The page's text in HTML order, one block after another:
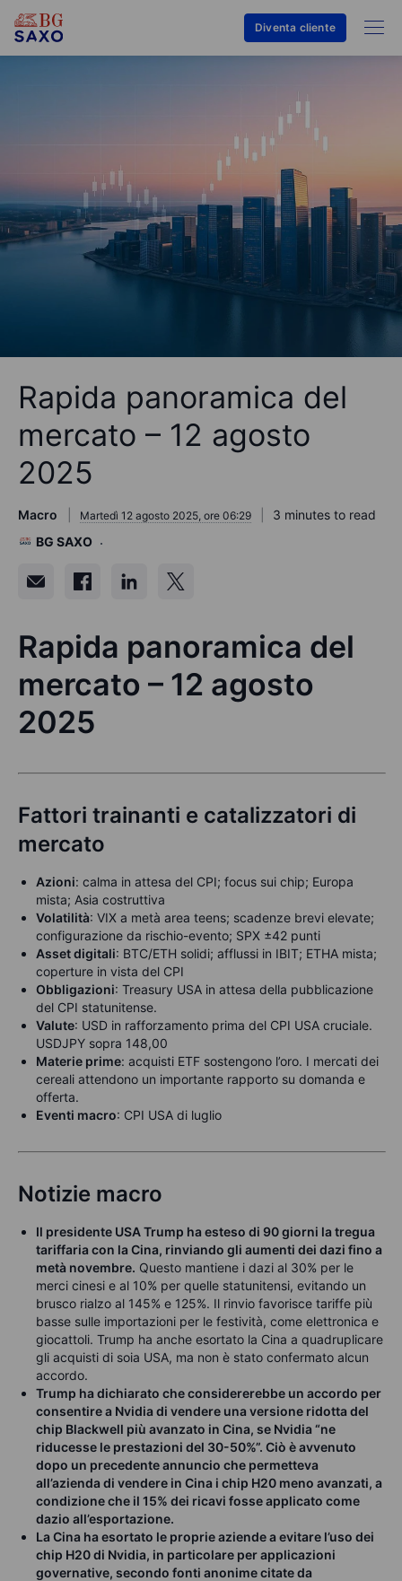
Diventa cliente
Rapida panoramica del
mercato – 12 agosto
2025
Macro Martedì 12 agosto 2025, ore 06:29
3 minutes to read
BG SAXO
Rapida panoramica del
mercato – 12 agosto
2025
Fattori trainanti e catalizzatori di
mercato
Azioni: calma in attesa del CPI; focus sui chip; Europa
mista; Asia costruttiva
Volatilità: VIX a metà area teens; scadenze brevi elevate;
configurazione da rischio-evento; SPX ±42 punti
Asset digitali: BTC/ETH solidi; afflussi in IBIT; ETHA mista;
coperture in vista del CPI
Obbligazioni: Treasury USA in attesa della pubblicazione
del CPI statunitense.
Valute: USD in rafforzamento prima del CPI USA cruciale.
USDJPY sopra 148,00
Materie prime: acquisti ETF sostengono l’oro. I mercati dei
cereali attendono un importante rapporto su domanda e
offerta.
Eventi macro: CPI USA di luglio
Notizie macro
Il presidente USA Trump ha esteso di 90 giorni la tregua
tariffaria con la Cina, rinviando gli aumenti dei dazi fino a
metà novembre. Questo mantiene i dazi al 30% per le
merci cinesi e al 10% per quelle statunitensi, evitando un
brusco rialzo al 145% e 125%. Il rinvio favorisce tariffe più
basse sulle importazioni per le festività, come elettronica e
giocattoli. Trump ha anche esortato la Cina a quadruplicare
gli acquisti di soia USA, ma non è stato confermato alcun
accordo.
Trump ha dichiarato che considererebbe un accordo per
consentire a Nvidia di vendere una versione ridotta del
chip Blackwell più avanzato in Cina, se Nvidia “ne
riducesse le prestazioni del 30-50%”. Ciò è avvenuto
dopo un precedente annuncio che permetteva
all’azienda di vendere in Cina i chip H20 meno avanzati, a
condizione che il 15% dei ricavi fosse applicato come
dazio all’esportazione.
La Cina ha esortato le proprie aziende a evitare l’uso dei
chip H20 di Nvidia, in particolare per applicazioni
governative, secondo fonti anonime citate da